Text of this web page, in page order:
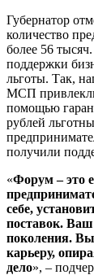
Губернатор
количество
более 56
поддержки
льготы. Так,
МСП
помощью
рублей
получили
«Форум – это
себе,
поставок.
поколения.
карьеру,
дело», –